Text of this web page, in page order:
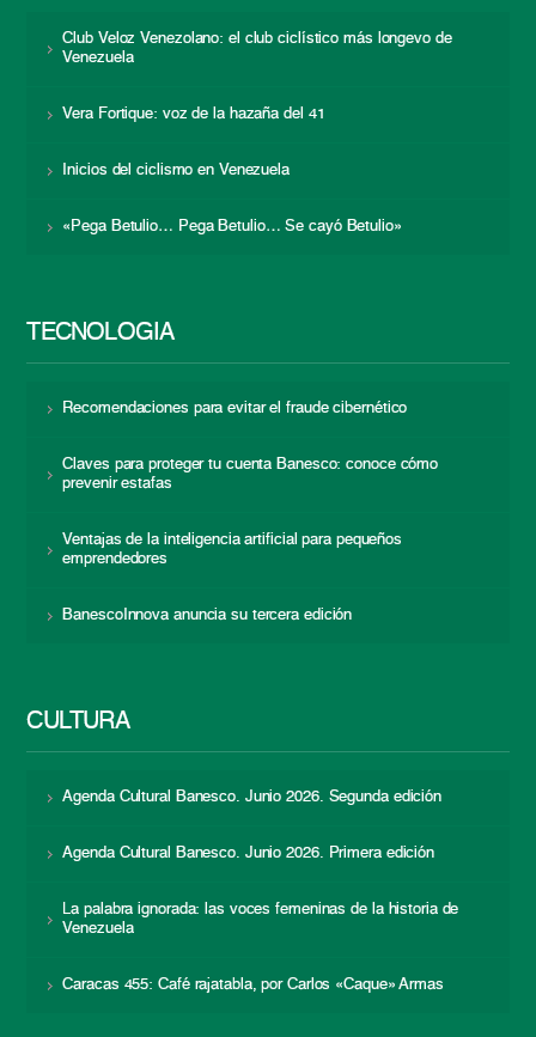
Club Veloz Venezolano: el club ciclístico más longevo de
Venezuela
Vera Fortique: voz de la hazaña del 41
Inicios del ciclismo en Venezuela
«Pega Betulio… Pega Betulio… Se cayó Betulio»
TECNOLOGÍA
Recomendaciones para evitar el fraude cibernético
Claves para proteger tu cuenta Banesco: conoce cómo
prevenir estafas
Ventajas de la inteligencia artificial para pequeños
emprendedores
BanescoInnova anuncia su tercera edición
CULTURA
Agenda Cultural Banesco. Junio 2026. Segunda edición
Agenda Cultural Banesco. Junio 2026. Primera edición
La palabra ignorada: las voces femeninas de la historia de
Venezuela
Caracas 455: Café rajatabla, por Carlos «Caque» Armas